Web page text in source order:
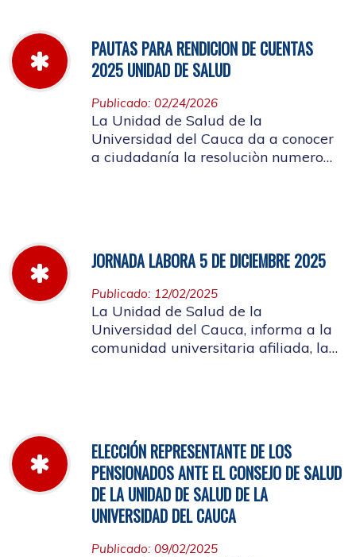
PAUTAS PARA RENDICION DE CUENTAS
2025 UNIDAD DE SALUD
Publicado: 02/24/2026
La Unidad de Salud de la
Universidad del Cauca da a conocer
a ciudadanía la resoluciòn numero
JORNADA LABORA 5 DE DICIEMBRE 2025
Publicado: 12/02/2025
La Unidad de Salud de la
Universidad del Cauca, informa a la
comunidad universitaria afiliada, la
ELECCIÓN REPRESENTANTE DE LOS
PENSIONADOS ANTE EL CONSEJO DE SALUD
DE LA UNIDAD DE SALUD DE LA
UNIVERSIDAD DEL CAUCA
Publicado: 09/02/2025